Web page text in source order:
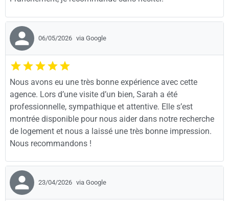
06/05/2026 via Google
Nous avons eu une très bonne expérience avec cette
agence. Lors d’une visite d’un bien, Sarah a été
professionnelle, sympathique et attentive. Elle s’est
montrée disponible pour nous aider dans notre recherche
de logement et nous a laissé une très bonne impression.
Nous recommandons !
23/04/2026 via Google